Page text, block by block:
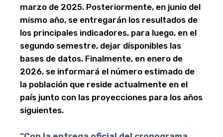
marzo de 2025. Posteriormente, en junio del
mismo año, se entregarán los resultados de
los principales indicadores, para luego, en el
segundo semestre, dejar disponibles las
bases de datos. Finalmente, en enero de
2026, se informará el número estimado de
la población que reside actualmente en el
país junto con las proyecciones para los años
siguientes.